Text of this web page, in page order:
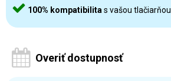
100% kompatibilita s vašou tlačiarňou
Overiť dostupnosť